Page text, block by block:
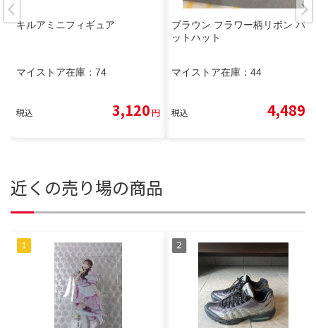
キルアミニフィギュア
マイストア在庫： 74
税込 3,120円
ブラウン フラワー柄リボン バケ
ットハット
マイストア在庫： 44
税込 4,489
近くの売り場の商品